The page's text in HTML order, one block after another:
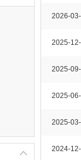

2026-
2025-
2025-
2025-
2025-
2024-